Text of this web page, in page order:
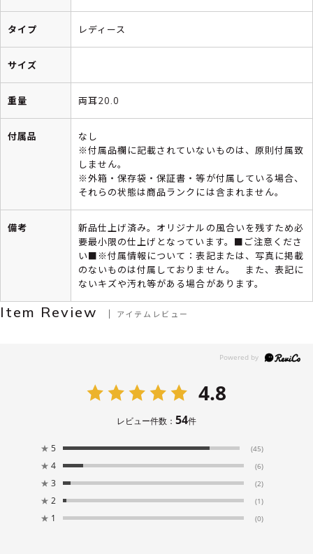
タイプ レディース
サイズ
重量 両耳20.0
付属品
なし
※付属品欄に記載されていないものは、原則付属致
しません。
※外箱・保存袋・保証書・等が付属している場合、
それらの状態は商品ランクには含まれません。
備考
新品仕上げ済み。オリジナルの風合いを残すため必
要最小限の仕上げとなっています。■ご注意くださ
い■※付属情報について：表記または、写真に掲載
のないものは付属しておりません。 また、表記に
ないキズや汚れ等がある場合があります。
Item Review アイテムレビュー
4.8
レビュー件数： 54件
★ 5 (45)
★ 4 (6)
★ 3 (2)
★ 2 (1)
★ 1 (0)